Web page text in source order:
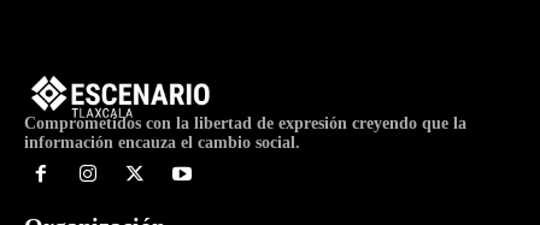
Comprometidos con la libertad de expresión creyendo que la
información encauza el cambio social.